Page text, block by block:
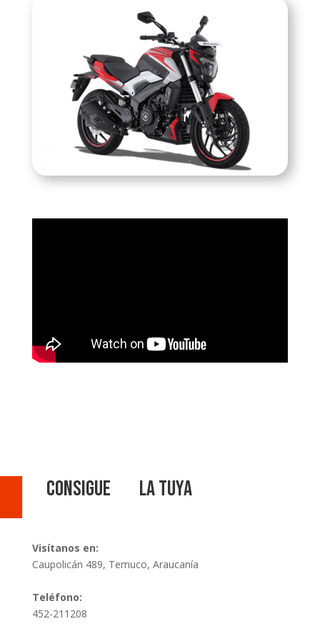
Consigue la tuya
Visítanos en:
Caupolicán 489, Temuco, Araucanía
Teléfono:
452-211208